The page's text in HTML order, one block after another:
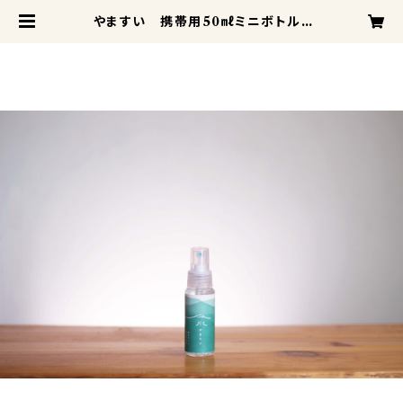
やますい 携帯用50㎖ミニボトル |